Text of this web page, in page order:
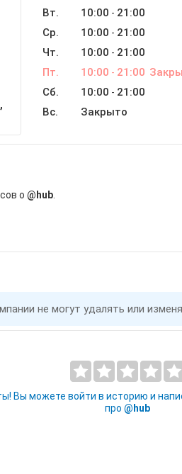
Вт.
10:00 - 21:00
Ср.
10:00 - 21:00
Чт.
10:00 - 21:00
Пт.
10:00 - 21:00
Сб.
10:00 - 21:00
Вс.
Закрыто
о @hub
не могут удалять или
Вы можете войти в историю и
про @hub